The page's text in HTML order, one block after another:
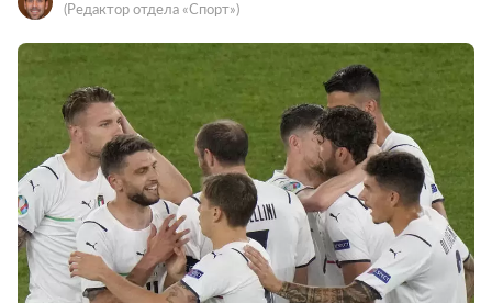
(Редактор отдела «Спорт»)